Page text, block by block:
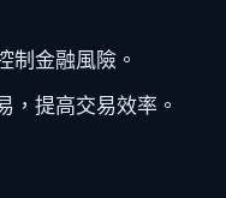
制金融風險。
，提高交易效率。